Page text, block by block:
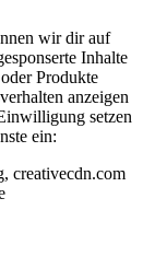
wir dir auf
Inhalte
Produkte
anzeigen
setzen
ein:
creativecdn.com